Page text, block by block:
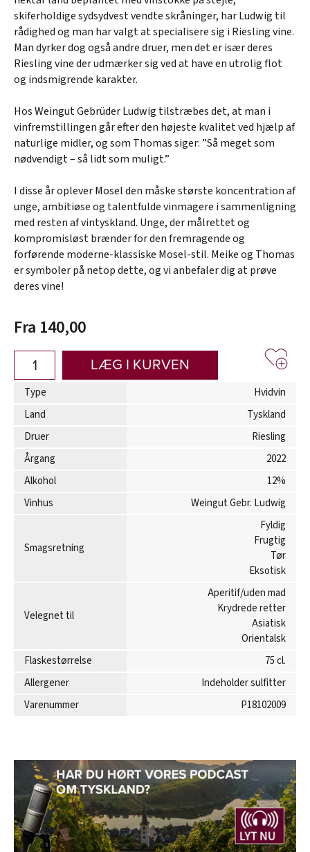
skiferholdige sydsydvest vendte skråninger, har Ludwig til
rådighed og man har valgt at specialisere sig i Riesling vine.
Man dyrker dog også andre druer, men det er især deres
Riesling vine der udmærker sig ved at have en utrolig flot
og indsmigrende karakter.
Hos Weingut Gebrüder Ludwig tilstræbes det, at man i
vinfremstillingen går efter den højeste kvalitet ved hjælp af
naturlige midler, og som Thomas siger: ”Så meget som
nødvendigt – så lidt som muligt.”
I disse år oplever Mosel den måske største koncentration af
unge, ambitiøse og talentfulde vinmagere i sammenligning
med resten af vintyskland. Unge, der målrettet og
kompromisløst brænder for den fremragende og
forførende moderne-klassiske Mosel-stil. Meike og Thomas
er symboler på netop dette, og vi anbefaler dig at prøve
deres vine!
Fra 140,00
LÆG I KURVEN
Type
Hvidvin
Land
Tyskland
Druer
Riesling
Årgang
2022
Alkohol
12%
Vinhus
Weingut Gebr. Ludwig
Smagsretning
Fyldig
Frugtig
Tør
Eksotisk
Velegnet til
Aperitif/uden mad
Krydrede retter
Asiatisk
Orientalsk
Flaskestørrelse
75 cl.
Allergener
Indeholder sulfitter
Varenummer
P18102009